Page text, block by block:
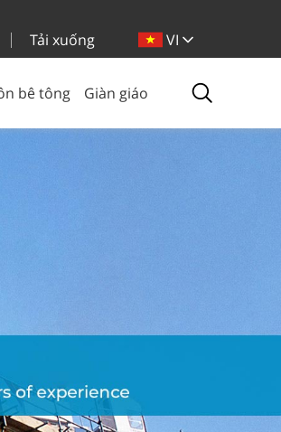
Tải xuống VI
bê tông Giàn giáo